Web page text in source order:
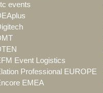
events
Event Logistics
Professional EUROPE
EMEA